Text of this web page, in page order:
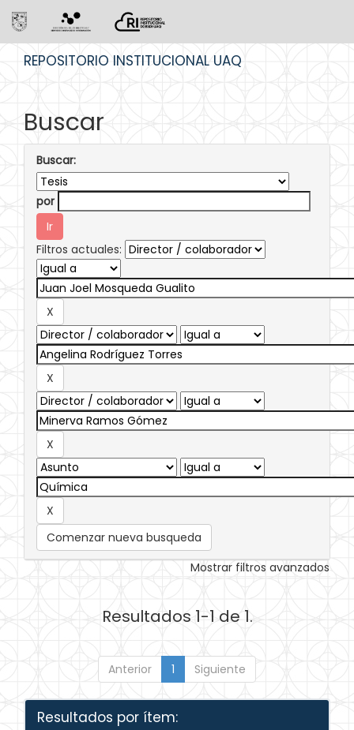
REPOSITORIO INSTITUCIONAL UAQ
Buscar
Buscar:
por
Filtros actuales:
Comenzar nueva busqueda
Mostrar filtros avanzados
Resultados 1-1 de 1.
Anterior 1 Siguiente
Resultados por ítem: